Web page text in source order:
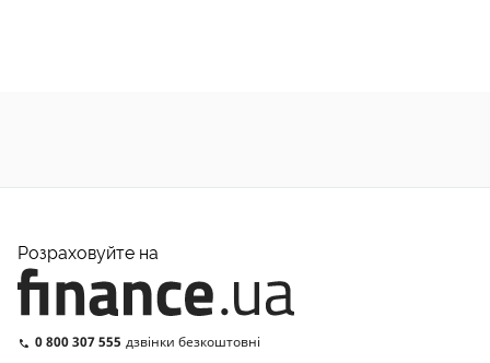
Розраховуйте на
0 800 307 555 дзвінки безкоштовні